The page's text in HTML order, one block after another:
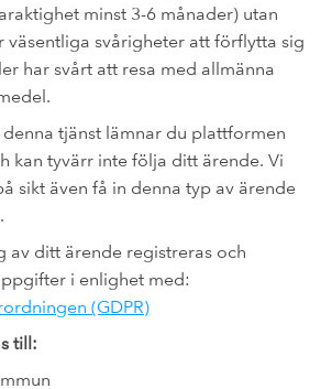
minst 3-6 månader) utan
väsentliga svårigheter att förflytta sig
har svårt att resa med allmänna
tjänst lämnar du plattformen
kan tyvärr inte följa ditt ärende. Vi
sikt även få in denna typ av ärende
av ditt ärende registreras och
i enlighet med:
(GDPR)
till: